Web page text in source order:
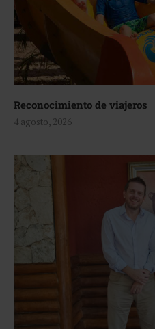
Reconocimiento de viajeros
4 agosto, 2026